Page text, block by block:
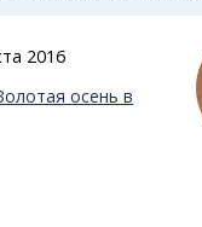
2016
осень в